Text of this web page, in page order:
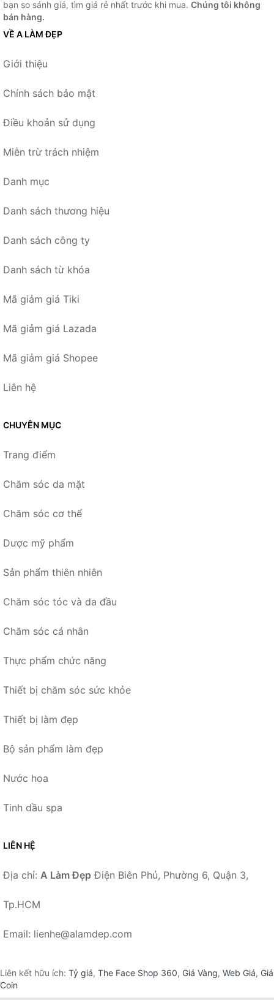
bạn so sánh giá, tìm giá rẻ nhất trước khi mua. Chúng tôi không
bán hàng.
VỀ A LÀM ĐẸP
Giới thiệu
Chính sách bảo mật
Điều khoản sử dụng
Miễn trừ trách nhiệm
Danh mục
Danh sách thương hiệu
Danh sách công ty
Danh sách từ khóa
Mã giảm giá Tiki
Mã giảm giá Lazada
Mã giảm giá Shopee
Liên hệ
CHUYÊN MỤC
Trang điểm
Chăm sóc da mặt
Chăm sóc cơ thể
Dược mỹ phẩm
Sản phẩm thiên nhiên
Chăm sóc tóc và da đầu
Chăm sóc cá nhân
Thực phẩm chức năng
Thiết bị chăm sóc sức khỏe
Thiết bị làm đẹp
Bộ sản phẩm làm đẹp
Nước hoa
Tinh dầu spa
LIÊN HỆ
Địa chỉ: A Làm Đẹp Điện Biên Phủ, Phường 6, Quận 3,
Tp.HCM
Email: lienhe@alamdep.com
Liên kết hữu ích: Tỷ giá, The Face Shop 360, Giá Vàng, Web Giá, Giá
Coin